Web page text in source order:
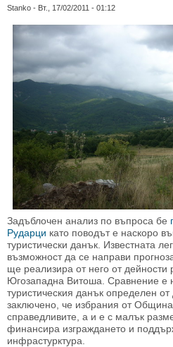
Stanko - Вт., 17/02/2011 - 01:12
Задъблочен анализ по въпроса бе
Рударци като поводът е наскоро
туристически данък. Известната
възможност да се направи
ще реализира от него от дейности
Югозападна Витоша. Сравнение е
туристическия данък определен
заключено, че избрания от
справедливите, а и е с малък
финансира изграждането и
инфрастурктура.